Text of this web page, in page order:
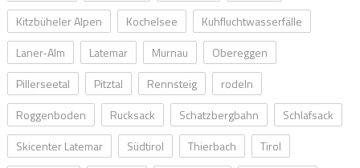
Kitzbüheler Alpen
Kochelsee
Kuhfluchtwasserfälle
Laner-Alm
Latemar Murnau
Obereggen
Pillerseetal
Pitztal Rennsteig
rodeln
Roggenboden
Rucksack Schatzbergbahn
Schlafsack
Skicenter Latemar
Südtirol Thierbach
Tirol